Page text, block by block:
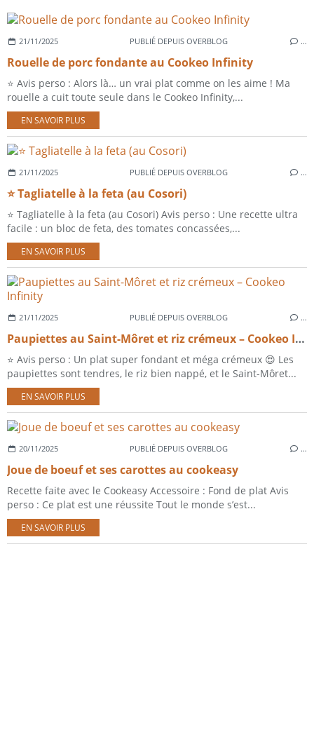
21/11/2025 PUBLIÉ DEPUIS OVERBLOG …
Rouelle de porc fondante au Cookeo Infinity
⭐ Avis perso : Alors là… un vrai plat comme on les aime ! Ma
rouelle a cuit toute seule dans le Cookeo Infinity,...
EN SAVOIR PLUS
21/11/2025 PUBLIÉ DEPUIS OVERBLOG …
⭐ Tagliatelle à la feta (au Cosori)
⭐ Tagliatelle à la feta (au Cosori) Avis perso : Une recette ultra
facile : un bloc de feta, des tomates concassées,...
EN SAVOIR PLUS
21/11/2025 PUBLIÉ DEPUIS OVERBLOG …
Paupiettes au Saint-Môret et riz crémeux – Cookeo Infinity
⭐ Avis perso : Un plat super fondant et méga crémeux 😍 Les
paupiettes sont tendres, le riz bien nappé, et le Saint-Môret...
EN SAVOIR PLUS
20/11/2025 PUBLIÉ DEPUIS OVERBLOG …
Joue de boeuf et ses carottes au cookeasy
Recette faite avec le Cookeasy Accessoire : Fond de plat Avis
perso : Ce plat est une réussite Tout le monde s’est...
EN SAVOIR PLUS